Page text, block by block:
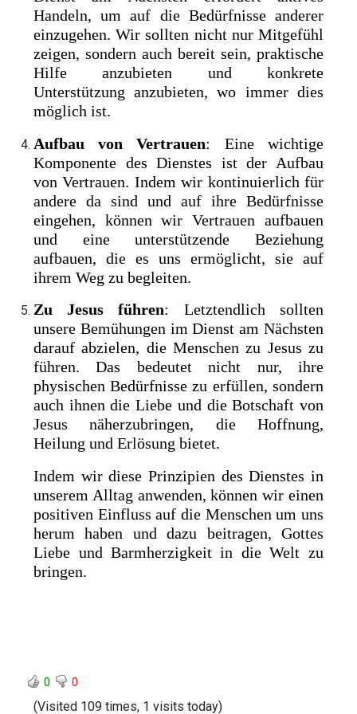
Handeln, um auf die Bedürfnisse anderer
einzugehen. Wir sollten nicht nur Mitgefühl
zeigen, sondern auch bereit sein, praktische
Hilfe anzubieten und konkrete
Unterstützung anzubieten, wo immer dies
möglich ist.
Aufbau von Vertrauen: Eine wichtige
Komponente des Dienstes ist der Aufbau
von Vertrauen. Indem wir kontinuierlich für
andere da sind und auf ihre Bedürfnisse
eingehen, können wir Vertrauen aufbauen
und eine unterstützende Beziehung
aufbauen, die es uns ermöglicht, sie auf
ihrem Weg zu begleiten.
Zu Jesus führen: Letztendlich sollten
unsere Bemühungen im Dienst am Nächsten
darauf abzielen, die Menschen zu Jesus zu
führen. Das bedeutet nicht nur, ihre
physischen Bedürfnisse zu erfüllen, sondern
auch ihnen die Liebe und die Botschaft von
Jesus näherzubringen, die Hoffnung,
Heilung und Erlösung bietet.
Indem wir diese Prinzipien des Dienstes in
unserem Alltag anwenden, können wir einen
positiven Einfluss auf die Menschen um uns
herum haben und dazu beitragen, Gottes
Liebe und Barmherzigkeit in die Welt zu
bringen.
0 0
(Visited 109 times, 1 visits today)